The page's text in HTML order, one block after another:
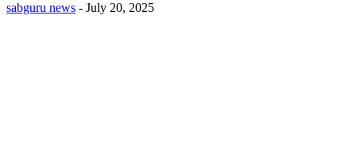
sabguru news - July 20, 2025